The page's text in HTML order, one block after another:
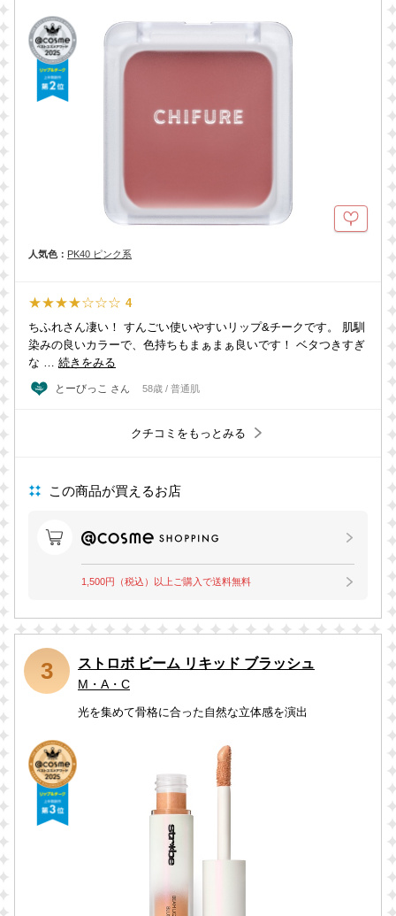
人気色： PK40 ピンク系
★★★★☆☆☆ 4
ちふれさん凄い！ すんごい使いやすいリップ&チークです。 肌馴
染みの良いカラーで、色持ちもまぁまぁ良いです！ ベタつきすぎ
な … 続きをみる
とーびっこ さん 58歳 / 普通肌
クチコミをもっとみる
この商品が買えるお店
1,500円（税込）以上ご購入で送料無料
3 ストロボ ビーム リキッド ブラッシュ
M・A・C
光を集めて骨格に合った自然な立体感を演出